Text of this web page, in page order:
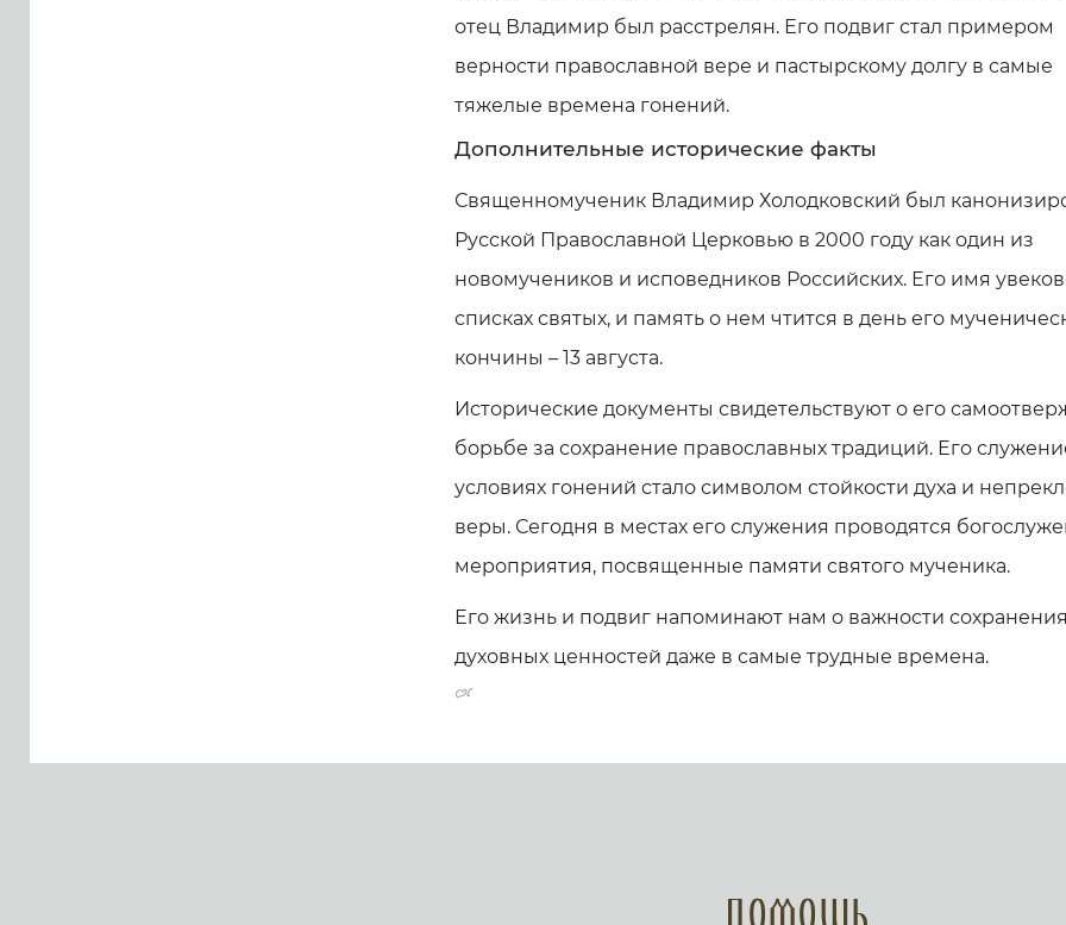
отец Владимир был расстрелян. Его подвиг стал примером
верности православной вере и пастырскому долгу в самые
тяжелые времена гонений.
Дополнительные исторические факты
Священномученик Владимир Холодковский был
Русской Православной Церковью в 2000 году как один из
новомучеников и исповедников Российских. Его имя
списках святых, и память о нем чтится в день его
кончины – 13 августа.
Исторические документы свидетельствуют о его
борьбе за сохранение православных традиций. Его
условиях гонений стало символом стойкости духа и
веры. Сегодня в местах его служения проводятся
мероприятия, посвященные памяти святого мученика.
Его жизнь и подвиг напоминают нам о важности
духовных ценностей даже в самые трудные времена.